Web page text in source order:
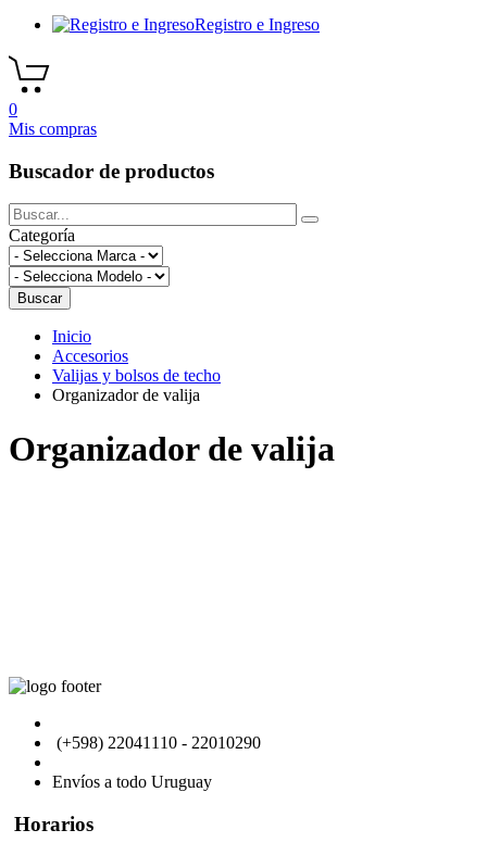
Registro e Ingreso
0
Mis compras
Buscador de productos
Categoría
Buscar
Inicio
Accesorios
Valijas y bolsos de techo
Organizador de valija
Organizador de valija
(+598) 22041110 - 22010290
Envíos a todo Uruguay
Horarios